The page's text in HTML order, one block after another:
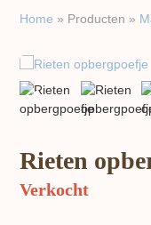
Home » Producten »
previous
slide
slide
Rieten
Verkocht